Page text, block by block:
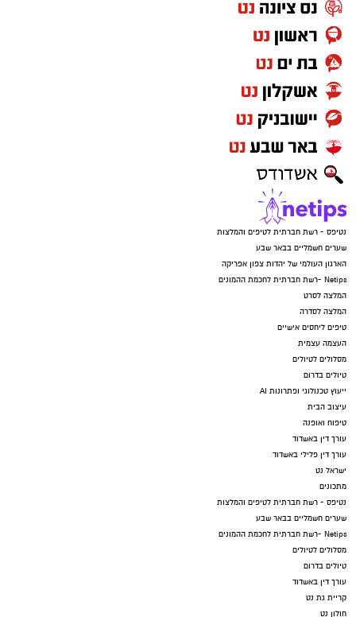
נטיפס - רשת חברתית לטיפים והמלצות
שערים חשמליים בבאר שבע
הארגון העולמי של יהדות צפון אפריקה
Netips -רשת חברתית לחכמת ההמונים
המלצה לסרט
המלצה לסדרה
טיפים ליחסים אישיים
העצמה עצמית
מסלולים לטיולים
טיולים בדרום
ייעוץ טכנולוגי ופתרונות AI
עיצוב הבית
טיפוח ואופנה
עורך דין באשדוד
עורך דין פלילי באשדוד
ישראל נט
מתכונים
נטיפס - רשת חברתית לטיפים והמלצות
שערים חשמליים בבאר שבע
Netips -רשת חברתית לחכמת ההמונים
מסלולים לטיולים
טיולים בדרום
עורך דין באשדוד
קריית גת נט
חולון נט